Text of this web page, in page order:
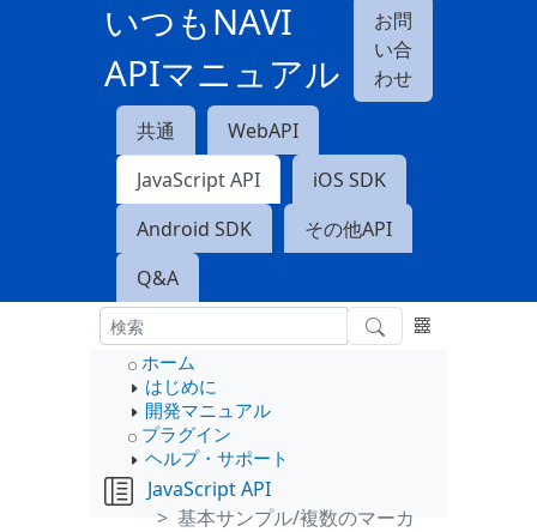
いつもNAVI
APIマニュアル
お問
い合
わせ
共通
WebAPI
JavaScript API
iOS SDK
Android SDK
その他API
Q&A
ホーム
はじめに
開発マニュアル
プラグイン
ヘルプ・サポート
JavaScript API
基本サンプル/複数のマーカ